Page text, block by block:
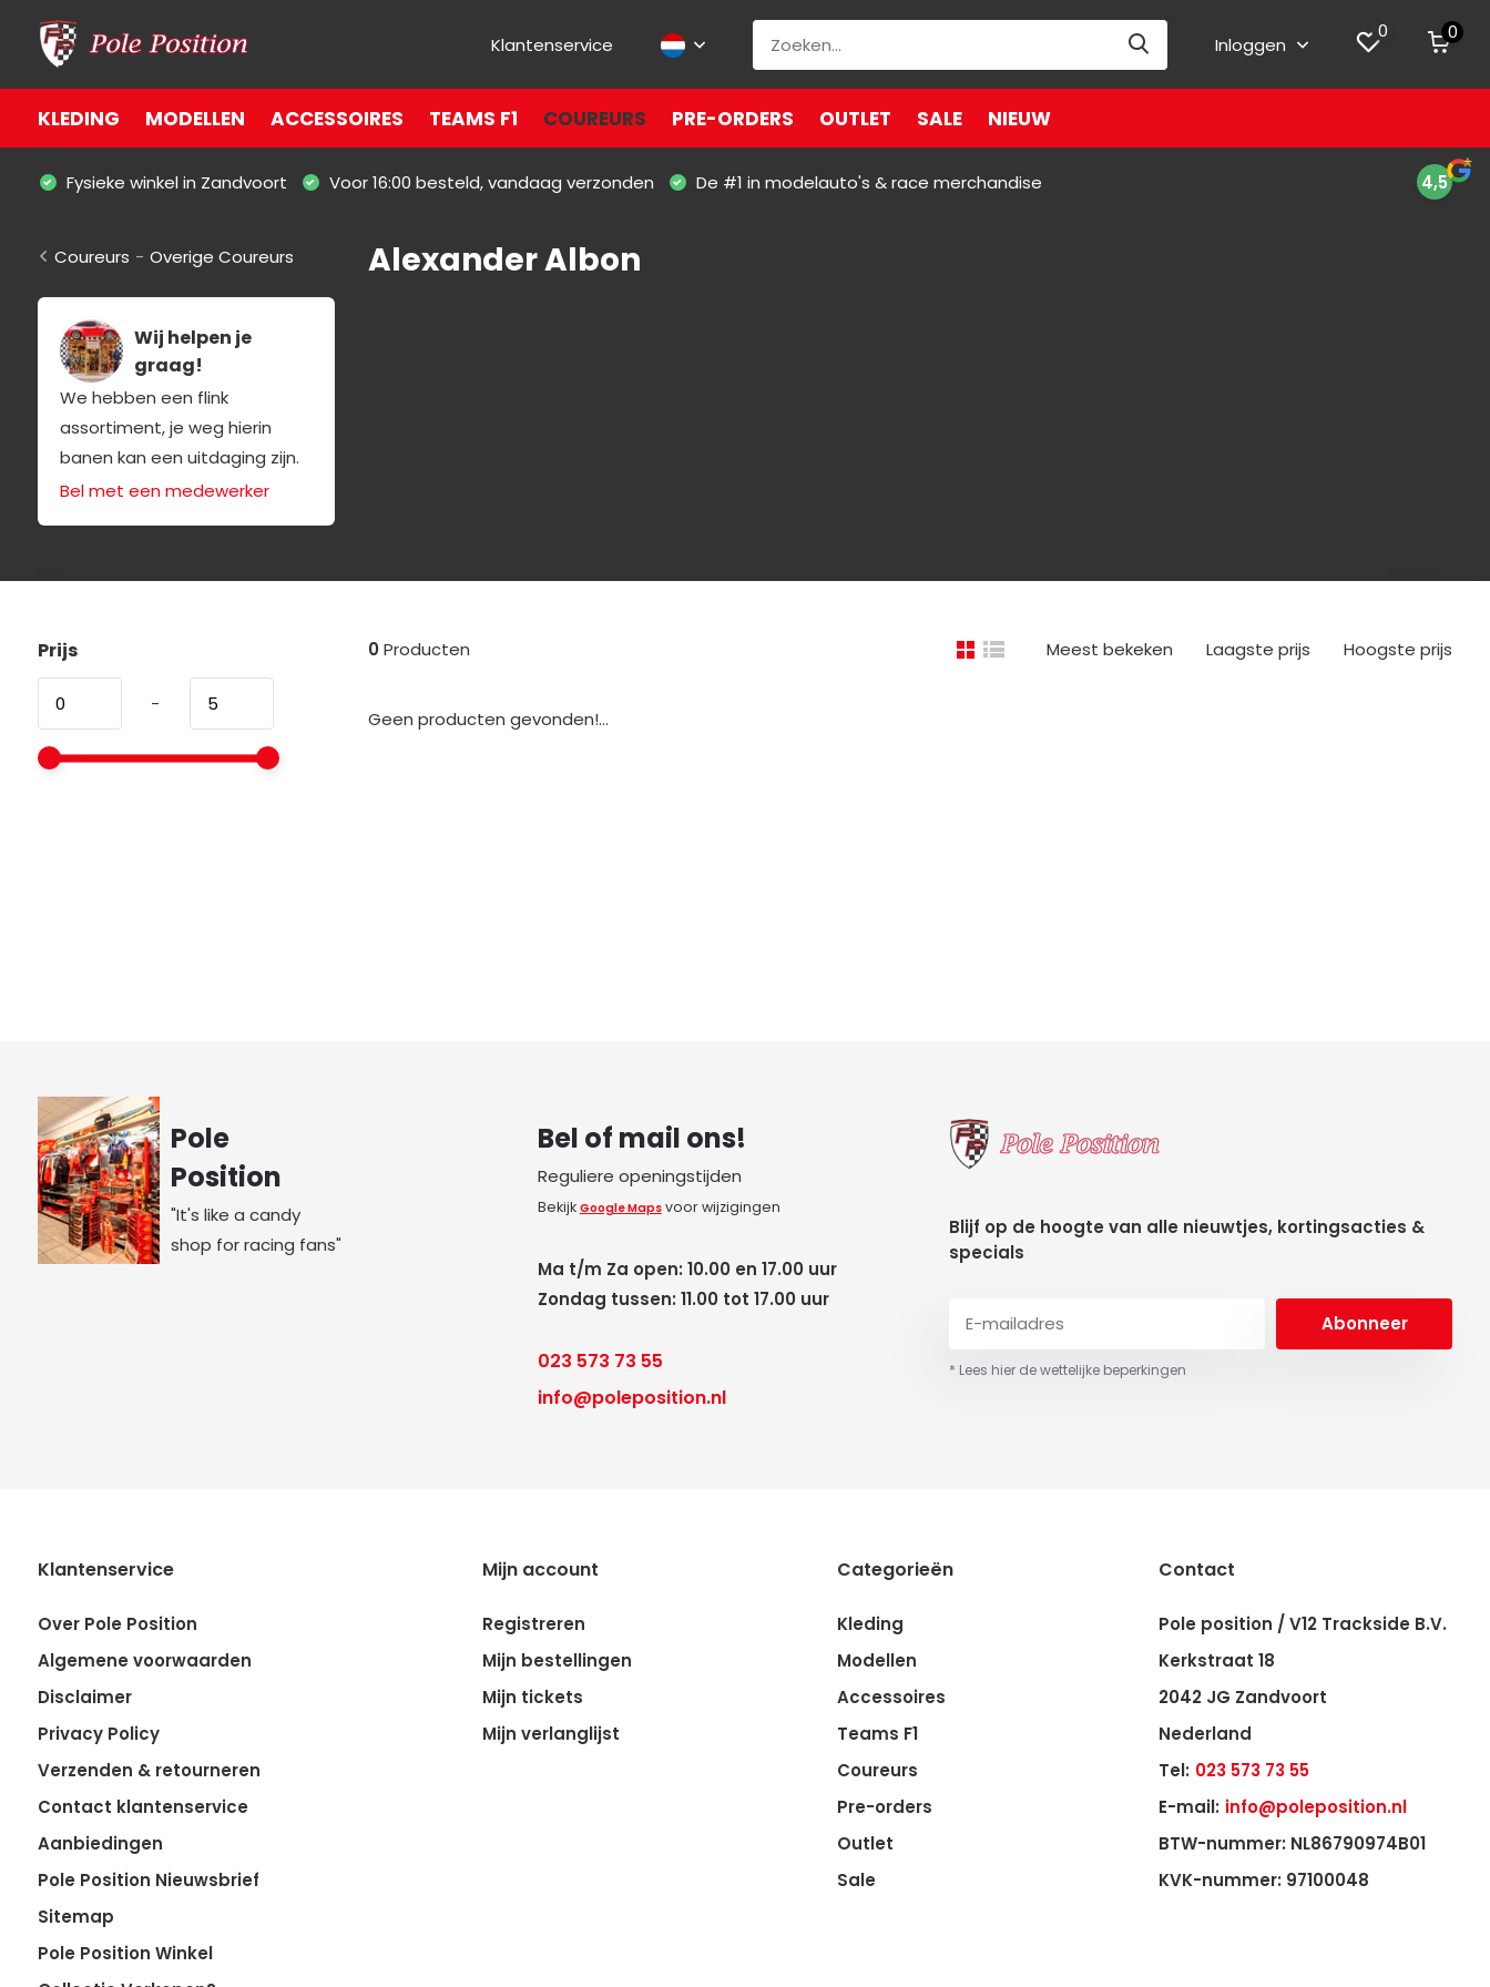
Klantenservice Inloggen
0 0
KLEDING MODELLEN ACCESSOIRES TEAMS F1 COUREURS PRE-ORDERS OUTLET SALE NIEUW
Fysieke winkel in Zandvoort Voor 16:00 besteld, vandaag verzonden De #1 in modelauto's & race merchandise 4,5
Coureurs - Overige Coureurs
Wij helpen je
graag!
We hebben een flink
assortiment, je weg hierin
banen kan een uitdaging zijn.
Bel met een medewerker
Alexander Albon
Prijs
-
0Producten Meest bekeken Laagste prijs Hoogste prijs
Geen producten gevonden!...
Pole
Position
"It's like a candy
shop for racing fans"
Bel of mail ons!
Reguliere openingstijden
Bekijk Google Mapsvoor wijzigingen
Ma t/m Za open: 10.00 en 17.00 uur
Zondag tussen: 11.00 tot 17.00 uur
023 573 73 55
info@poleposition.nl
Blijf op de hoogte van alle nieuwtjes, kortingsacties &
specials
Abonneer
* Lees hier de wettelijke beperkingen
Klantenservice
Over Pole Position
Algemene voorwaarden
Disclaimer
Privacy Policy
Verzenden & retourneren
Contact klantenservice
Aanbiedingen
Pole Position Nieuwsbrief
Sitemap
Pole Position Winkel
Mijn account
Registreren
Mijn bestellingen
Mijn tickets
Mijn verlanglijst
Categorieën
Kleding
Modellen
Accessoires
Teams F1
Coureurs
Pre-orders
Outlet
Sale
Contact
Pole position / V12 Trackside B.V.
Kerkstraat 18
2042 JG Zandvoort
Nederland
Tel: 023 573 73 55
E-mail: info@poleposition.nl
BTW-nummer: NL86790974B01
KVK-nummer: 97100048